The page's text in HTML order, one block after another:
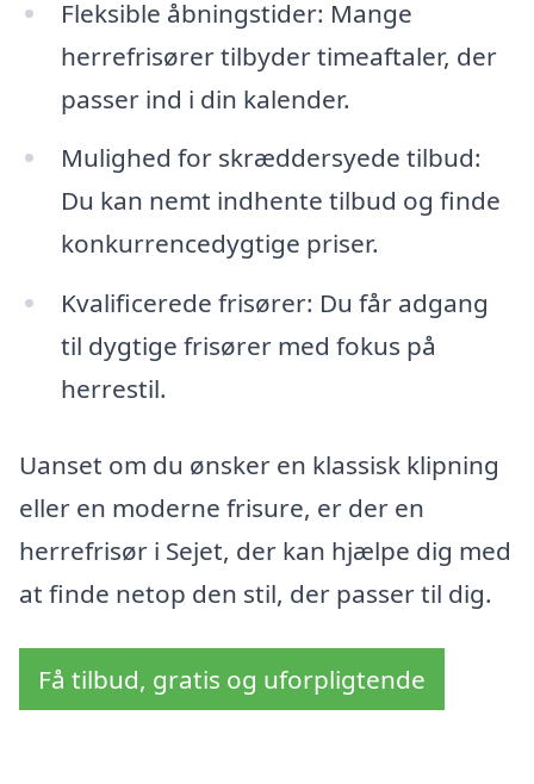
Fleksible åbningstider: Mange
herrefrisører tilbyder timeaftaler, der
passer ind i din kalender.
Mulighed for skræddersyede tilbud:
Du kan nemt indhente tilbud og finde
konkurrencedygtige priser.
Kvalificerede frisører: Du får adgang
til dygtige frisører med fokus på
herrestil.
Uanset om du ønsker en klassisk klipning
eller en moderne frisure, er der en
herrefrisør i Sejet, der kan hjælpe dig med
at finde netop den stil, der passer til dig.
Få tilbud, gratis og uforpligtende